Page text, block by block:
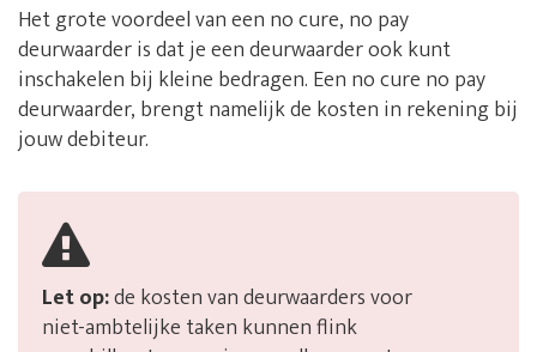
Het grote voordeel van een no cure, no pay
deurwaarder is dat je een deurwaarder ook kunt
inschakelen bij kleine bedragen. Een no cure no pay
deurwaarder, brengt namelijk de kosten in rekening bij
jouw debiteur.
Let op:de kosten van deurwaarders voor
niet-ambtelijke taken kunnen flink